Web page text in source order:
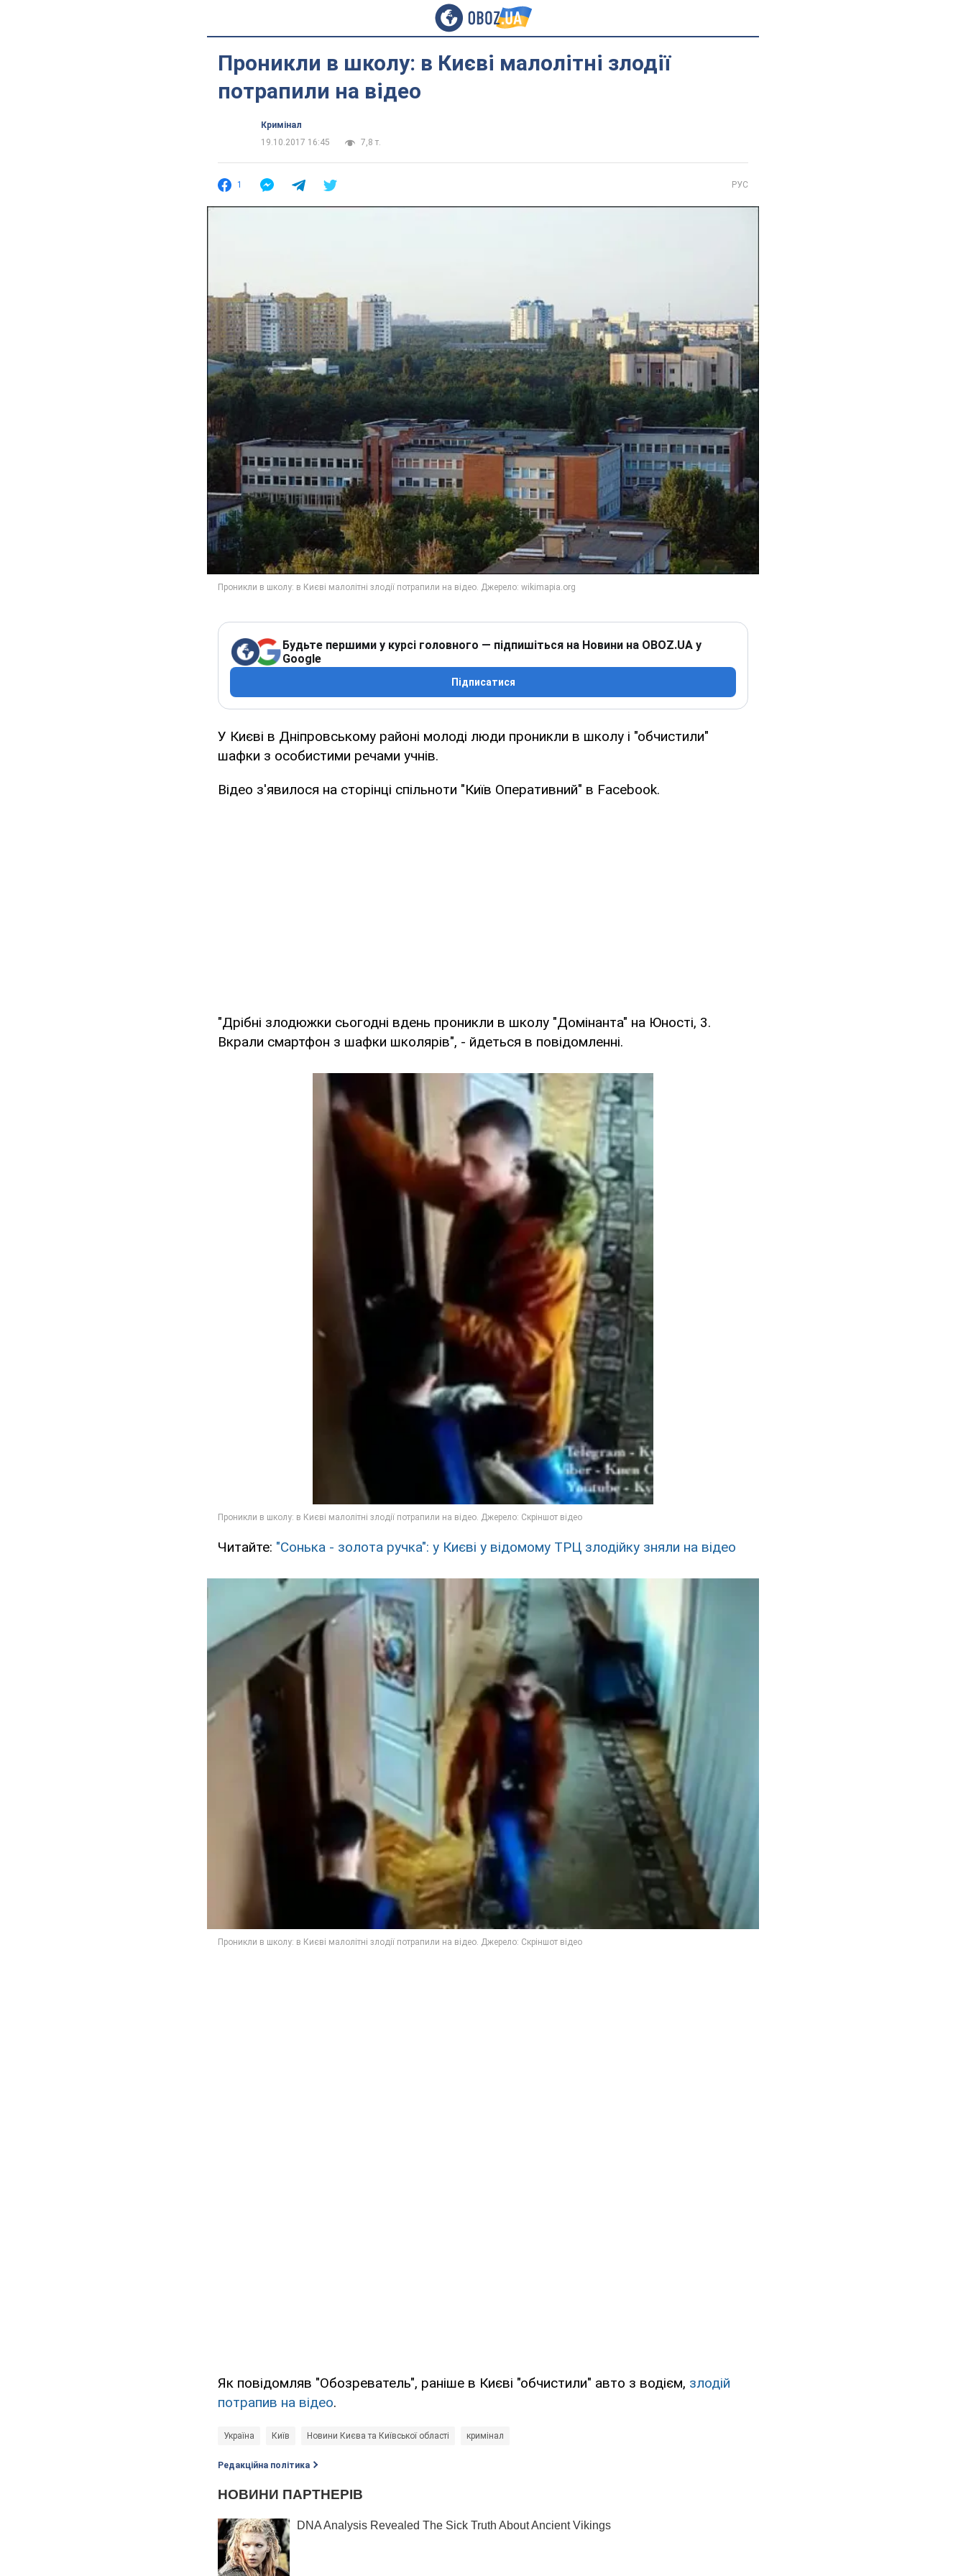
Проникли в школу: в Києві малолітні злодії
потрапили на відео
Кримінал
19.10.2017 16:45
7,8 т.
1 РУС
Будьте першими у курсі головного — підпишіться на Новини на OBOZ.UA у
Google
Підписатися
У Києві в Дніпровському районі молоді люди проникли в школу і "обчистили"
шафки з особистими речами учнів.
Відео з'явилося на сторінці спільноти "Київ Оперативний" в Facebook.
"Дрібні злодюжки сьогодні вдень проникли в школу "Домінанта" на Юності, 3.
Вкрали смартфон з шафки школярів", - йдеться в повідомленні.
Читайте: "Сонька - золота ручка": у Києві у відомому ТРЦ злодійку зняли на відео
Як повідомляв "Обозреватель", раніше в Києві "обчистили" авто з водієм, злодій
потрапив на відео.
Україна Київ Новини Києва та Київської області кримінал
Редакційна політика